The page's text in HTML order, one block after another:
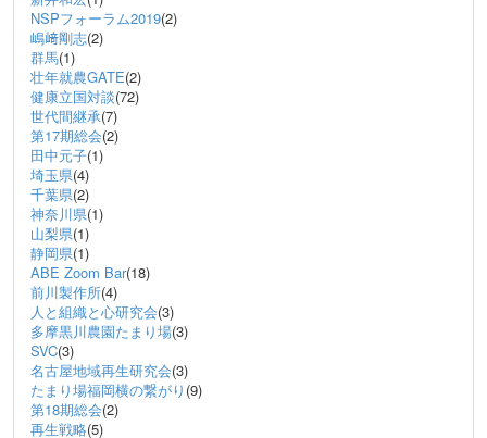
NSPフォーラム2019(2)
嶋﨑剛志(2)
群馬(1)
壮年就農GATE(2)
健康立国対談(72)
世代間継承(7)
第17期総会(2)
田中元子(1)
埼玉県(4)
千葉県(2)
神奈川県(1)
山梨県(1)
静岡県(1)
ABE Zoom Bar(18)
前川製作所(4)
人と組織と心研究会(3)
多摩黒川農園たまり場(3)
SVC(3)
名古屋地域再生研究会(3)
たまり場福岡横の繋がり (9)
第18期総会(2)
再生戦略(5)